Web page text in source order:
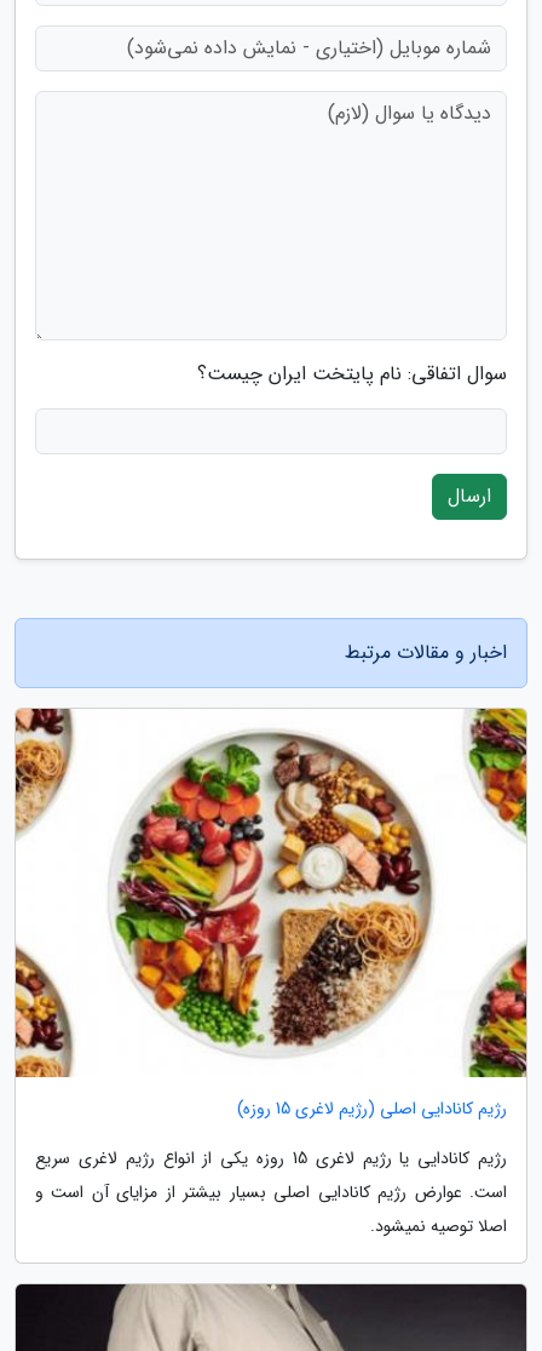
سوال اتفاقی: نام پایتخت ایران چیست؟
ارسال
اخبار و مقالات مرتبط
رژیم کانادایی اصلی (رژیم لاغری 15 روزه)
رژیم کانادایی یا رژیم لاغری 15 روزه یکی از انواع رژیم لاغری سریع
است. عوارض رژیم کانادایی اصلی بسیار بیشتر از مزایای آن است و
اصلا توصیه نمیشود.